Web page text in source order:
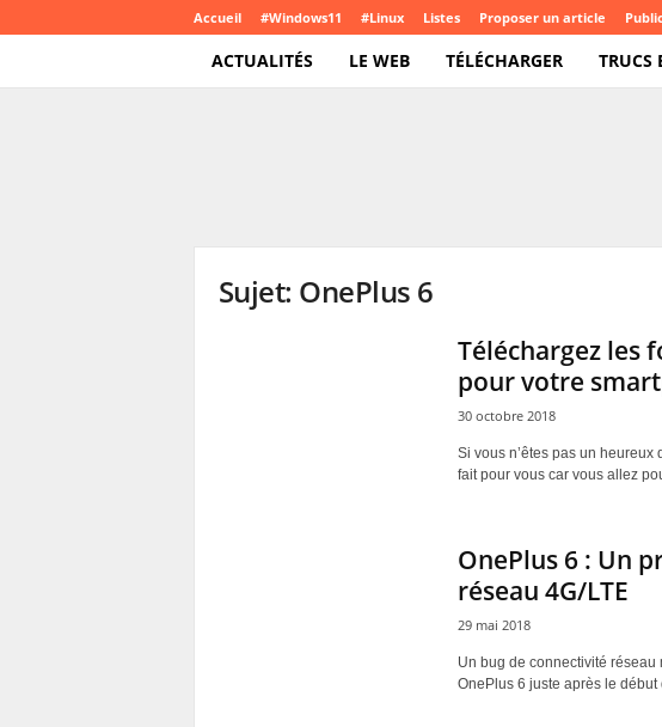
Accueil #Windows11 #Linux Listes Proposer un article
ACTUALITÉS LE WEB TÉLÉCHARGER TRUCS
Sujet: OnePlus 6
Téléchargez les
pour votre
30 octobre 2018
Si vous n’êtes pas un heureux
fait pour vous car vous allez
OnePlus 6 : Un
réseau 4G/LTE
29 mai 2018
Un bug de connectivité
OnePlus 6 juste après le